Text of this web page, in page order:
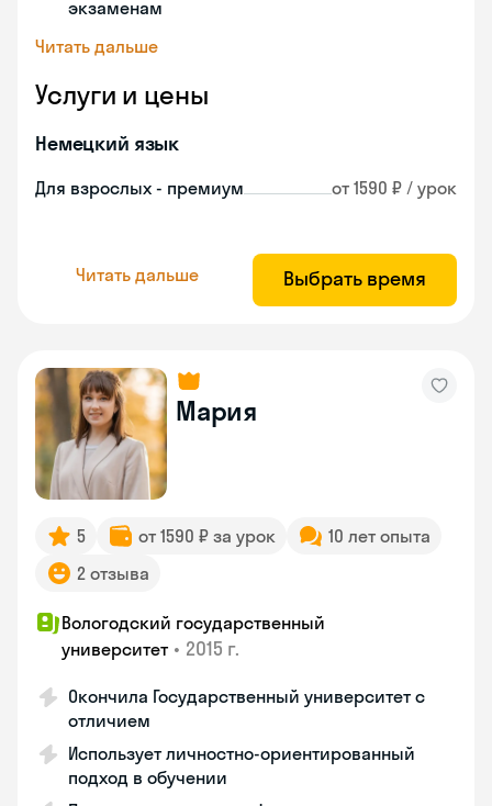
экзаменам
Читать дальше
Услуги и цены
Немецкий язык
Для взрослых - премиум от 1590 ₽ / урок
Читать дальше Выбрать время
Мария
5 от 1590 ₽ за урок
10 лет опыта
2 отзыва
Вологодский государственный
университет • 2015 г.
Окончила Государственный университет с
отличием
Использует личностно-ориентированный
подход в обучении